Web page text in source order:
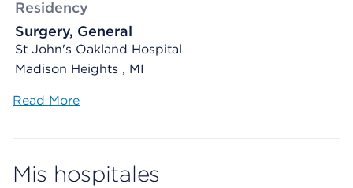
Residency
Surgery, General
St John's Oakland Hospital
Madison Heights , MI
Read More
Mis hospitales